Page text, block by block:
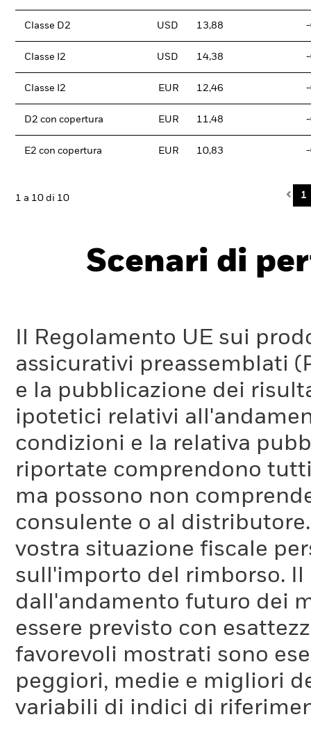
Classe D2 USD 13,88
Classe I2 USD 14,38
Classe I2 EUR 12,46
D2 con copertura EUR 11,48
E2 con copertura EUR 10,83
1 a 10 di 10 1
Scenari di
Il Regolamento UE sui
assicurativi preassemblati
e la pubblicazione dei
ipotetici relativi
condizioni e la relativa
riportate comprendono
ma possono non
consulente o al
vostra situazione fiscale
sull'importo del rimborso.
dall'andamento futuro dei
essere previsto con
favorevoli mostrati sono
peggiori, medie e migliori
variabili di indici di